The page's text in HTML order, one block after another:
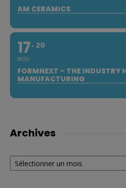
AM CERAMICS
17
NOV
20
FORMNEXT – THE INDUSTRY
MANUFACTURING
Archives
Archives